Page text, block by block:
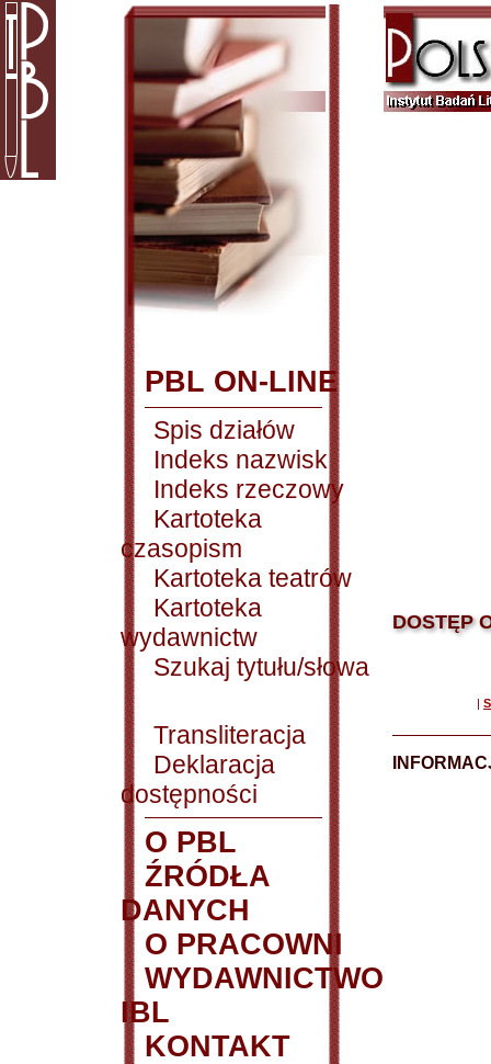
PBL ON-LINE
Spis działów
Indeks nazwisk
Indeks rzeczowy
Kartoteka
czasopism
Kartoteka teatrów
Kartoteka
wydawnictw
Szukaj tytułu/słowa
Transliteracja
Deklaracja
dostępności
O PBL
ŹRÓDŁA
DANYCH
O PRACOWNI
WYDAWNICTWO
IBL
KONTAKT
DOSTĘP
|